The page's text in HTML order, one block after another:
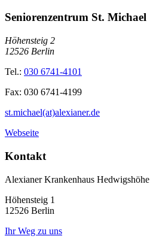
Seniorenzentrum St. Michael
Höhensteig 2
12526 Berlin
Tel.: 030 6741-4101
Fax: 030 6741-4199
st.michael(at)alexianer.de
Webseite
Kontakt
Alexianer Krankenhaus Hedwigshöhe
Höhensteig 1
12526 Berlin
Ihr Weg zu uns